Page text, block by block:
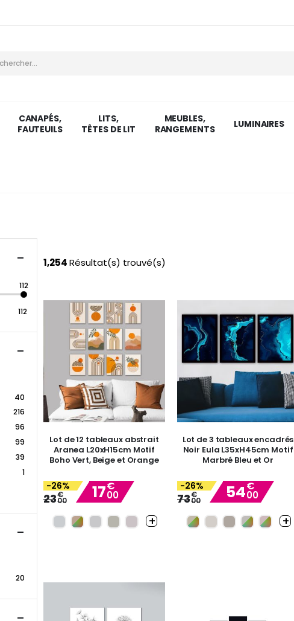
CANAPÉS,
FAUTEUILS
LITS,
TÊTES DE LIT
MEUBLES,
RANGEMENTS
LUMINAIRES
112
112
40
216
96
99
39
1
20
1,254Résultat(s) trouvé(s)
Lot de 12 tableaux abstrait
Aranea L20xH15cm Motif
Boho Vert, Beige et Orange
-26%
23€
00
Special
Price
17€
00
Lot de 3 tableaux encadrés
Noir Eula L35xH45cm Motif
Marbré Bleu et Or
-26%
73€
00
Special
Price
54€
00